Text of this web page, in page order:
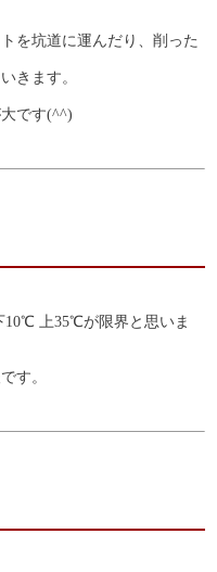
を坑道に運んだり、削った
きます。
です(^^)
10℃ 上35℃が限界と思いま
す。